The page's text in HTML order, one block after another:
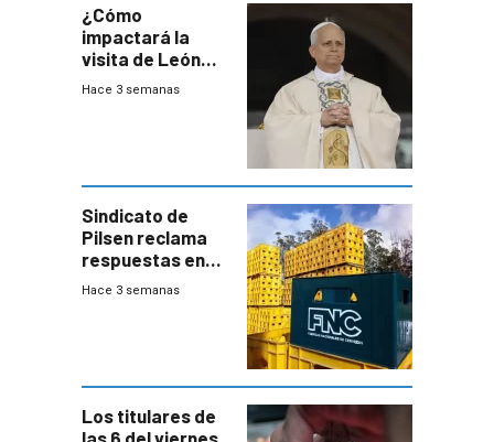
¿Cómo
impactará la
visita de León
XIV a Uruguay?
Hace 3 semanas
Sindicato de
Pilsen reclama
respuestas en
medio de
Hace 3 semanas
Los titulares de